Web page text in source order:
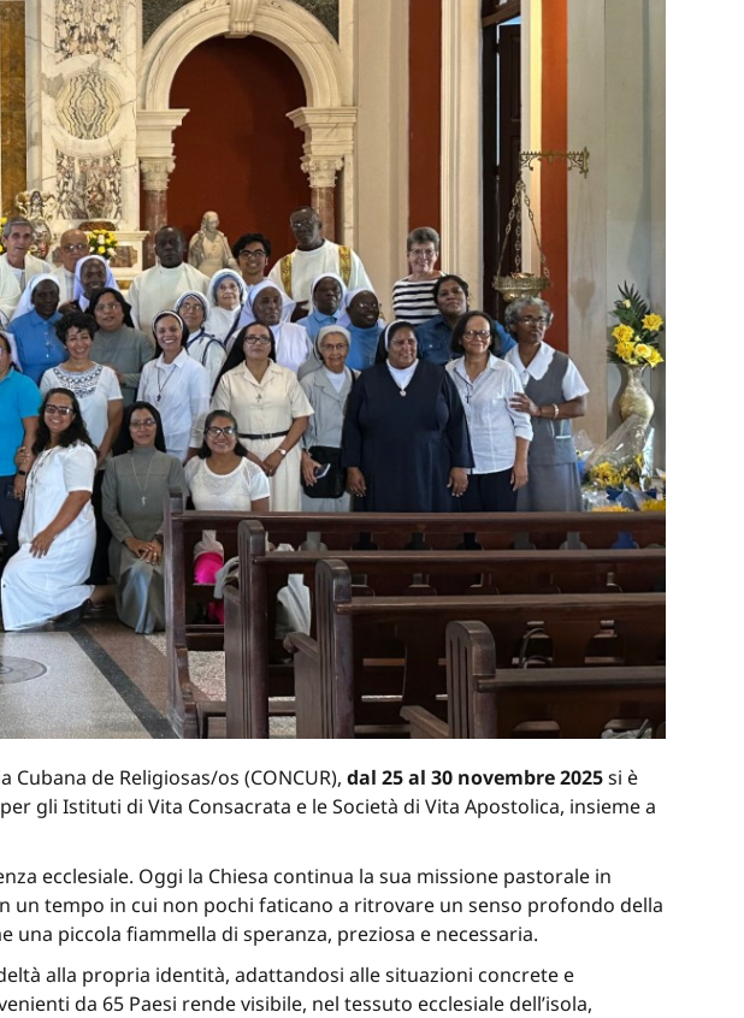
de Religiosas/os (CONCUR), dal 25 al 30 novembre 2025si è
gli Istituti di Vita Consacrata e le Società di Vita Apostolica, insieme a
ecclesiale. Oggi la Chiesa continua la sua missione pastorale in
un tempo in cui non pochi faticano a ritrovare un senso profondo della
piccola fiammella di speranza, preziosa e necessaria.
alla propria identità, adattandosi alle situazioni concrete e
da 65 Paesi rende visibile, nel tessuto ecclesiale dell’isola,